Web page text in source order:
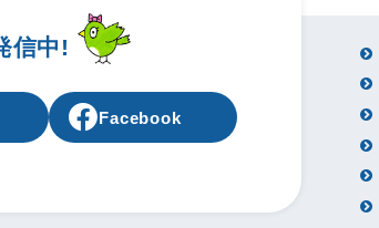
信中!
Facebook